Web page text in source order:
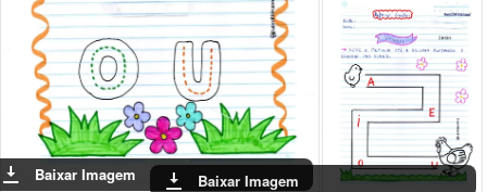
Baixar Imagem Baixar Imagem